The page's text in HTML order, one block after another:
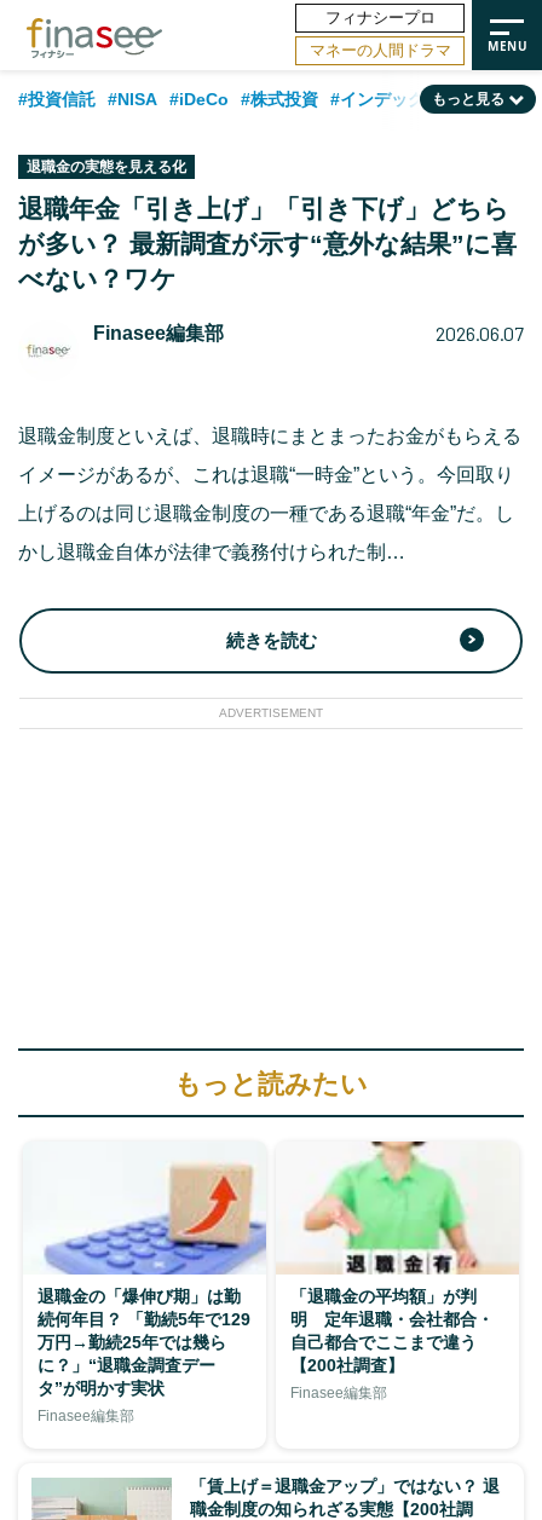
フィナシープロ
マネーの人間ドラマ
#投資信託 #NISA #iDeCo #株式投資 #インデックスファンド
#日本株 #公的年金 #30代 #40代 #50代 #金融用語解説
#資産運用業界 #老後 #海外事情 #積立投資
#フィナンシャル・ウェルビーイング
もっと見る
退職金の実態を見える化
退職年金「引き上げ」「引き下げ」どちら
が多い？ 最新調査が示す“意外な結果”に喜
べない？ワケ
Finasee編集部 2026.06.07
退職金制度といえば、退職時にまとまったお金がもらえる
イメージがあるが、これは退職“一時金”という。今回取り
上げるのは同じ退職金制度の一種である退職“年金”だ。し
かし退職金自体が法律で義務付けられた制…
続きを読む
ADVERTISEMENT
もっと読みたい
退職金の「爆伸び期」は勤
続何年目？ 「勤続5年で129
万円→勤続25年では幾ら
に？」“退職金調査デー
タ”が明かす実状
Finasee編集部
「退職金の平均額」が判
明 定年退職・会社都合・
自己都合でここまで違う
【200社調査】
Finasee編集部
「賃上げ＝退職金アップ」ではない？ 退
職金制度の知られざる実態【200社調